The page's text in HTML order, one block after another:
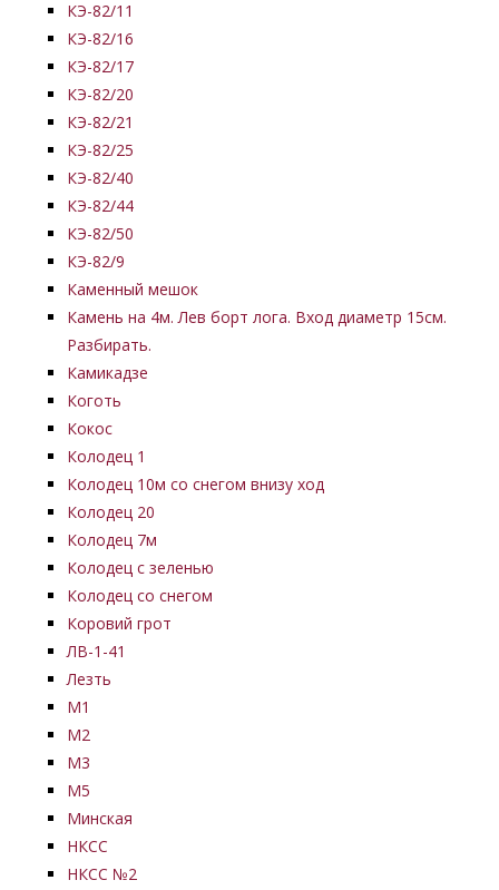
КЭ-82/11
КЭ-82/16
КЭ-82/17
КЭ-82/20
КЭ-82/21
КЭ-82/25
КЭ-82/40
КЭ-82/44
КЭ-82/50
КЭ-82/9
Каменный мешок
Камень на 4м. Лев борт лога. Вход диаметр 15см.
Разбирать.
Камикадзе
Коготь
Кокос
Колодец 1
Колодец 10м со снегом внизу ход
Колодец 20
Колодец 7м
Колодец с зеленью
Колодец со снегом
Коровий грот
ЛВ-1-41
Лезть
М1
М2
М3
М5
Минская
НКСС
НКСС №2